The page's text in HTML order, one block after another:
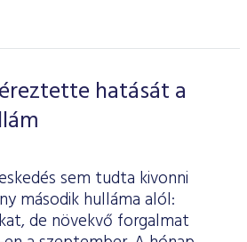
hatását a
sem tudta kivonni
második hulláma alól:
de növekvő forgalmat